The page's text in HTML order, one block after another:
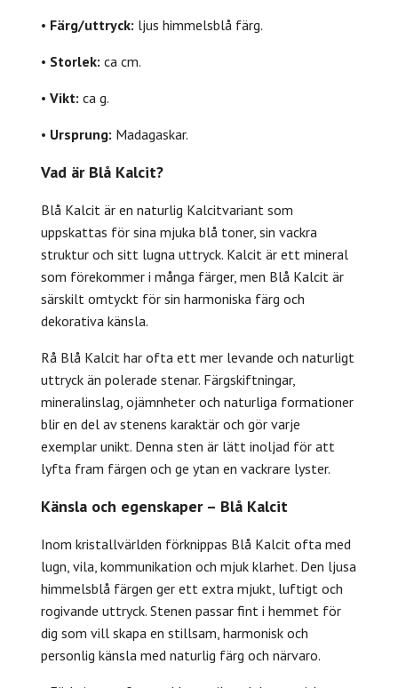
• Färg/uttryck: ljus himmelsblå färg.
• Storlek: ca cm.
• Vikt: ca g.
• Ursprung: Madagaskar.
Vad är Blå Kalcit?
Blå Kalcit är en naturlig Kalcitvariant som
uppskattas för sina mjuka blå toner, sin vackra
struktur och sitt lugna uttryck. Kalcit är ett mineral
som förekommer i många färger, men Blå Kalcit är
särskilt omtyckt för sin harmoniska färg och
dekorativa känsla.
Rå Blå Kalcit har ofta ett mer levande och naturligt
uttryck än polerade stenar. Färgskiftningar,
mineralinslag, ojämnheter och naturliga formationer
blir en del av stenens karaktär och gör varje
exemplar unikt. Denna sten är lätt inoljad för att
lyfta fram färgen och ge ytan en vackrare lyster.
Känsla och egenskaper – Blå Kalcit
Inom kristallvärlden förknippas Blå Kalcit ofta med
lugn, vila, kommunikation och mjuk klarhet. Den ljusa
himmelsblå färgen ger ett extra mjukt, luftigt och
rogivande uttryck. Stenen passar fint i hemmet för
dig som vill skapa en stillsam, harmonisk och
personlig känsla med naturlig färg och närvaro.